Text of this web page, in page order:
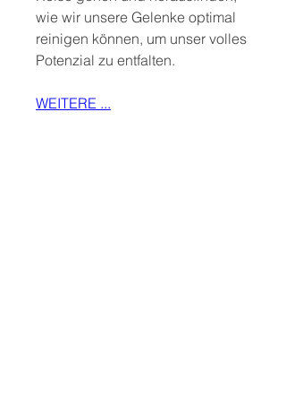
wie wir unsere Gelenke optimal
reinigen können, um unser volles
Potenzial zu entfalten.
WEITERE ...